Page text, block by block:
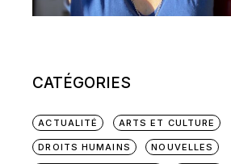
CATÉGORIES
ACTUALITÉ ARTS ET CULTURE
DROITS HUMAINS NOUVELLES